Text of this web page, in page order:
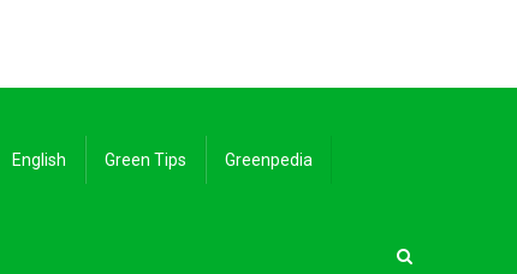
English Green Tips Greenpedia